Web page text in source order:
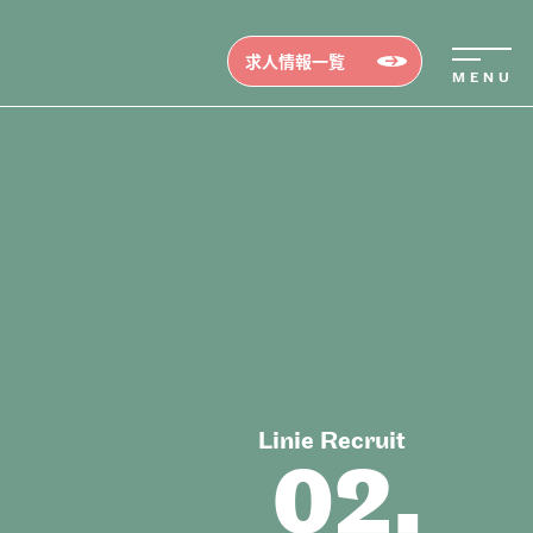
求人情報一覧
Linie Recruit
02.